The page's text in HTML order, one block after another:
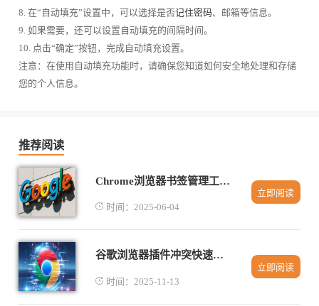
8. 在“自动填充”设置中，可以选择是否记住密码、邮箱等信息。
9. 如果需要，还可以设置自动填充的间隔时间。
10. 点击“确定”按钮，完成自动填充设置。
注意：在使用自动填充功能时，请确保您知道如何安全地处理和存储
您的个人信息。
推荐阅读
Chrome浏览器书签管理工具推荐与使用技巧
时间：2025-06-04
立即阅读
谷歌浏览器插件冲突快速解决方案和实操经验
时间：2025-11-13
立即阅读